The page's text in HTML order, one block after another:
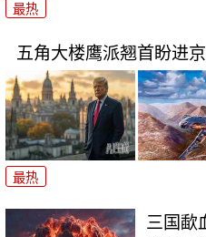
最热
五角大楼鹰派翘首盼进
最热
三国歃